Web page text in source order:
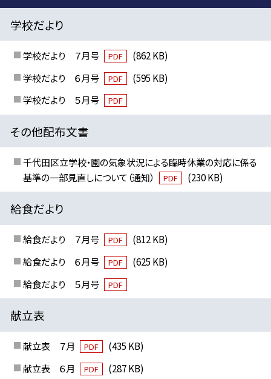
学校だより
学校だより ７月号 PDF
(862 KB)
学校だより ６月号
PDF
(595 KB)
学校だより ５月号
PDF
その他配布文書
千代田区立学校・園の気象状況による臨時休業の対応に係る
基準の一部見直しについて（通知）
PDF (230 KB)
給食だより
給食だより ７月号 PDF
(812 KB)
給食だより ６月号
PDF
(625 KB)
給食だより ５月号
PDF
献立表
献立表 ７月 PDF
(435 KB)
献立表 ６月
PDF
(287 KB)